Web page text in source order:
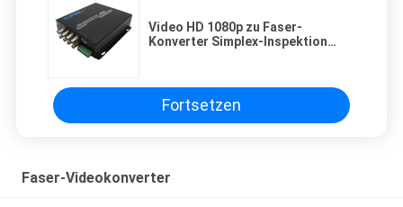
Video HD 1080p zu Faser-
Konverter Simplex-Inspektion
Fortsetzen
Faser-Videokonverter